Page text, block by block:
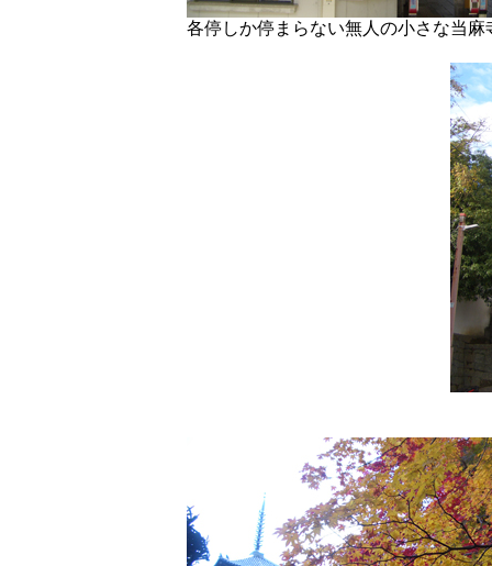
各停しか停まらない無人の小さな当麻